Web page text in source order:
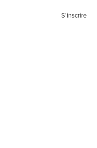
S'inscrire